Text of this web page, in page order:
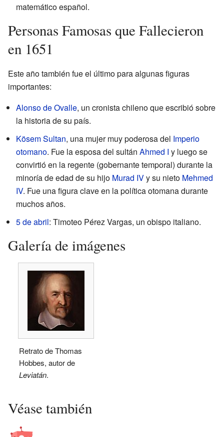
matemático español.
Personas Famosas que Fallecieron
en 1651
Este año también fue el último para algunas figuras
importantes:
Alonso de Ovalle, un cronista chileno que escribió sobre
la historia de su país.
Kösem Sultan, una mujer muy poderosa del Imperio
otomano. Fue la esposa del sultán Ahmed I y luego se
convirtió en la regente (gobernante temporal) durante la
minoría de edad de su hijo Murad IVy su nieto Mehmed
IV. Fue una figura clave en la política otomana durante
muchos años.
5 de abril: Timoteo Pérez Vargas, un obispo italiano.
Galería de imágenes
Retrato de Thomas
Hobbes, autor de
Leviatán.
Véase también